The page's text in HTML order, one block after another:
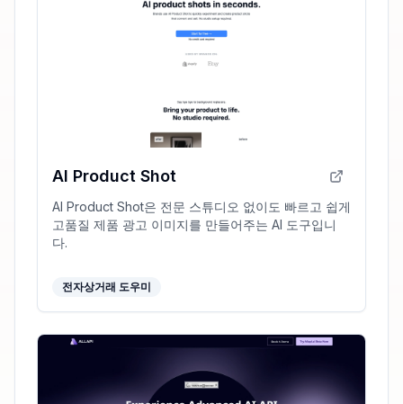
AI Product Shot
AI Product Shot은 전문 스튜디오 없이도 빠르고 쉽게
고품질 제품 광고 이미지를 만들어주는 AI 도구입니
다.
전자상거래 도우미